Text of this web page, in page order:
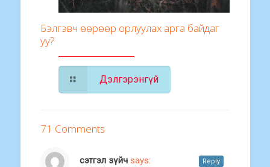
Бэлгэвч өөрөөр орлуулах арга байдаг
уу?
Дэлгэрэнгүй
71 Comments
сэтгэл зүйч says: Reply